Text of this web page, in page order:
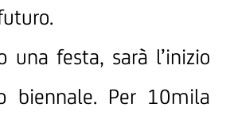
una festa, sarà l’inizio
biennale. Per 10mila